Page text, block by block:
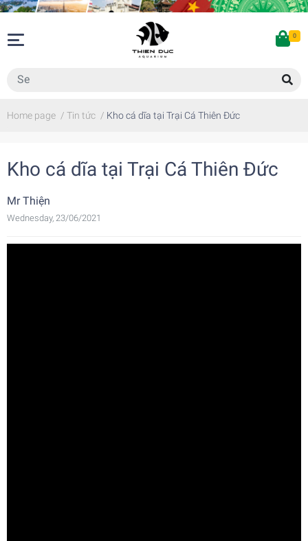
0
Home page / Tin tức / Kho cá dĩa tại Trại Cá Thiên Đức
Kho cá dĩa tại Trại Cá Thiên Đức
Mr Thiện
Wednesday, 23/06/2021